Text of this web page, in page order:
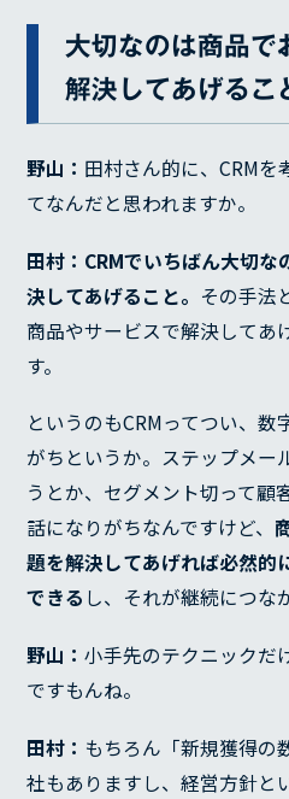
大切なのは商品で
解決してあげるこ
野山： 田村さん的に、CRM
てなんだと思われますか。
田村： CRMでいちばん大切
決してあげること。 その手法
商品やサービスで解決してあ
す。
というのもCRMってつい、
がちというか。ステップメー
うとか、セグメント切って顧
話になりがちなんですけど、
題を解決してあげれば必然的
できる し、それが継続につな
野山：小手先のテクニックだ
ですもんね。
田村： もちろん「新規獲得の
社もありますし、経営方針と